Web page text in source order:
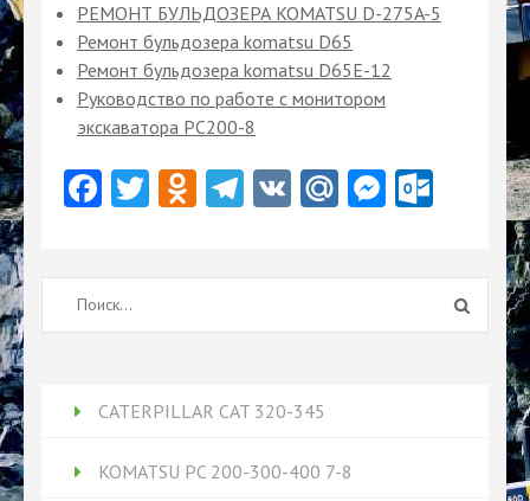
РЕМОНТ БУЛЬДОЗЕРА KOMATSU D-275A-5
Ремонт бульдозера komatsu D65
Ремонт бульдозера komatsu D65Е-12
Руководство по работе с монитором
экскаватора PC200-8
Facebook
Twitter
Odnoklassniki
Telegram
VK Mail.Ru
Найти:
CATERPILLAR CAT 320-345
KOMATSU PC 200-300-400 7-8